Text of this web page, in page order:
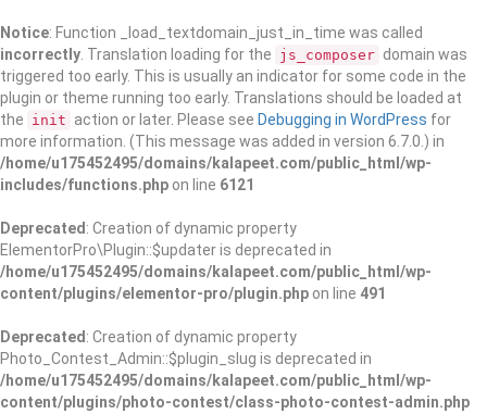
Notice: Function _load_textdomain_just_in_time was called
incorrectly . Translation loading for the js_composer domain was
triggered too early. This is usually an indicator for some code in the
plugin or theme running too early. Translations should be loaded at
the init action or later. Please see Debugging in WordPress for
more information. (This message was added in version 6.7.0.) in
/home/u175452495/domains/kalapeet.com/public_html/wp-
includes/functions.php on line 6121
Deprecated : Creation of dynamic property
ElementorPro\Plugin::$updater is deprecated in
/home/u175452495/domains/kalapeet.com/public_html/wp-
content/plugins/elementor-pro/plugin.php on line 491
Deprecated : Creation of dynamic property
Photo_Contest_Admin::$plugin_slug is deprecated in
/home/u175452495/domains/kalapeet.com/public_html/wp-
content/plugins/photo-contest/class-photo-contest-admin.php